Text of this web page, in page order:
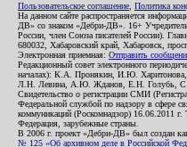
Пользовательское соглашение Политика
На данном сайте распространяется
ДВ» со знаком «Дебри-ДВ». 16+
России, член Союза писателей России).
680032, Хабаровский край, Хабаровск,
Электронная приемная: Отправить
Редакционный совет электронного
началах): К.А. Пронякин, И.Ю.
Л.Н. Левина, А.Ю. Жданов, Е.Н. Голубь,
Свидетельство о регистрации СМИ
Федеральной службой по надзору в сфере
коммуникаций (Роскомнадзор) 16.06.2011 г.
Федерация, зарубежные страны.
В 2006 г. проект «Дебри-ДВ» был создан
№ 125 «Об архивном деле в Российской